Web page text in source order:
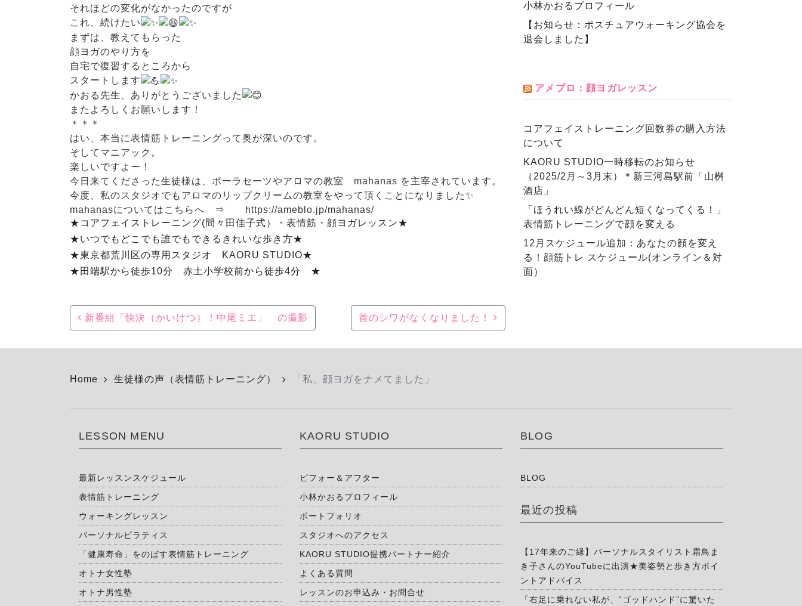
それほどの変化がなかったのですが
これ、続けたい
まずは、教えてもらった
顔ヨガのやり方を
自宅で復習するところから
スタートします
かおる先生、ありがとうございました
またよろしくお願いします！
＊＊＊
はい、本当に表情筋トレーニングって奥が深いのです。
そしてマニアック。
楽しいですよー！
今日来てくださった生徒様は、ポーラセーツやアロマの教室 mahanas を主宰されています。
今度、私のスタジオでもアロマのリップクリームの教室をやって頂くことになりました✨
mahanasについてはこちらへ ⇒ https://ameblo.jp/mahanas/
★コアフェイストレーニング(間々田佳子式）・表情筋・顔ヨガレッスン★
★いつでもどこでも誰でもできるきれいな歩き方★
★東京都荒川区の専用スタジオ KAORU STUDIO★
★田端駅から徒歩10分 赤土小学校前から徒歩4分 ★
Post navigation
新番組「快決（かいけつ）！中尾ミエ」 の撮影 首のシワがなくなりました！
小林かおるプロフィール
【お知らせ：ポスチュアウォーキング協会を
退会しました】
アメブロ：顔ヨガレッスン
コアフェイストレーニング回数券の購入方法
について
KAORU STUDIO一時移転のお知らせ
（2025/2月～3月末）＊新三河島駅前「山桝
酒店」
「ほうれい線がどんどん短くなってくる！」
表情筋トレーニングで顔を変える
12月スケジュール追加：あなたの顔を変え
る！顔筋トレ スケジュール(オンライン＆対
面）
Home 生徒様の声（表情筋トレーニング） 「私、顔ヨガをナメてました」
LESSON MENU
最新レッスンスケジュール
表情筋トレーニング
ウォーキングレッスン
パーソナルピラティス
「健康寿命」をのばす表情筋トレーニング
オトナ女性塾
オトナ男性塾
KAORU STUDIO
ビフォー＆アフター
小林かおるプロフィール
ポートフォリオ
スタジオへのアクセス
KAORU STUDIO提携パートナー紹介
よくある質問
レッスンのお申込み・お問合せ
BLOG
BLOG
最近の投稿
【17年来のご縁】パーソナルスタイリスト霜鳥ま
き子さんのYouTubeに出演★美姿勢と歩き方ポイ
ントアドバイス
「右足に乗れない私が、“ゴッドハンド”に驚いた